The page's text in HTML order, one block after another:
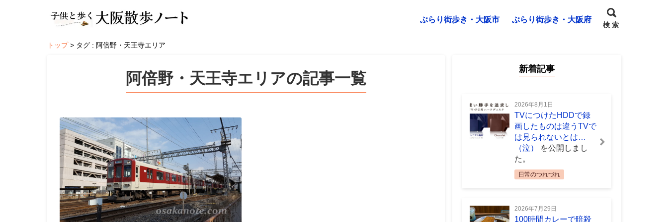
ぶらり街歩き・大阪市 ぶらり街歩き・大阪府
検 索
トップ タグ : 阿倍野・天王寺エリア
阿倍野・天王寺エリアの記事一覧
新着記事
2026年8月1日
TVにつけたHDDで録
画したものは違うTVで
は見られないとは…
（泣）
を公開しまし
た。
日常のつれづれ
2026年7月29日
100時間カレーで暗殺